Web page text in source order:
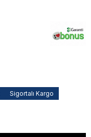
Sigortalı Kargo